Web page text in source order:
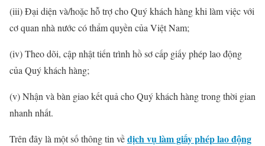
(iii) Đại diện và/hoặc hỗ trợ cho Quý khách hàng khi làm việc với
cơ quan nhà nước có thẩm quyền của Việt Nam;
(iv) Theo dõi, cập nhật tiến trình hồ sơ cấp giấy phép lao động
của Quý khách hàng;
(v) Nhận và bàn giao kết quả cho Quý khách hàng trong thời gian
nhanh nhất.
Trên đây là một số thông tin vềdịch vụ làm giấy phép lao động